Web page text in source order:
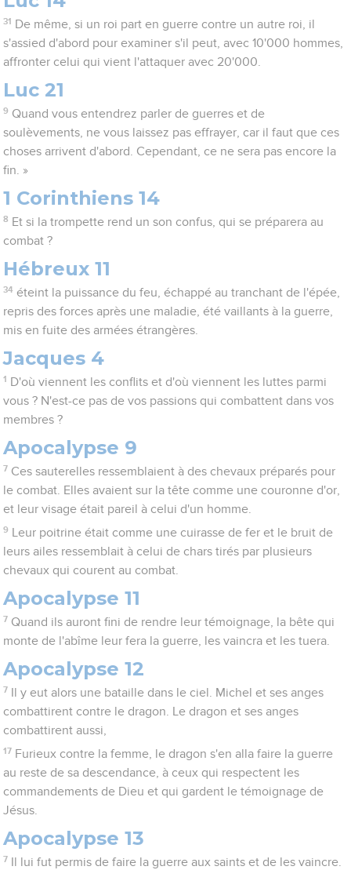
31 De même, si un roi part en guerre contre un autre roi, il
s'assied d'abord pour examiner s'il peut, avec 10'000 hommes,
affronter celui qui vient l'attaquer avec 20'000.
Luc 21
9 Quand vous entendrez parler de guerres et de
soulèvements, ne vous laissez pas effrayer, car il faut que ces
choses arrivent d'abord. Cependant, ce ne sera pas encore la
fin. »
1 Corinthiens 14
8 Et si la trompette rend un son confus, qui se préparera au
combat ?
Hébreux 11
34 éteint la puissance du feu, échappé au tranchant de l'épée,
repris des forces après une maladie, été vaillants à la guerre,
mis en fuite des armées étrangères.
Jacques 4
1 D'où viennent les conflits et d'où viennent les luttes parmi
vous ? N'est-ce pas de vos passions qui combattent dans vos
membres ?
Apocalypse 9
7 Ces sauterelles ressemblaient à des chevaux préparés pour
le combat. Elles avaient sur la tête comme une couronne d'or,
et leur visage était pareil à celui d'un homme.
9
Leur poitrine était comme une cuirasse de fer et le bruit de
leurs ailes ressemblait à celui de chars tirés par plusieurs
chevaux qui courent au combat.
Apocalypse 11
7 Quand ils auront fini de rendre leur témoignage, la bête qui
monte de l'abîme leur fera la guerre, les vaincra et les tuera.
Apocalypse 12
7
Il y eut alors une bataille dans le ciel. Michel et ses anges
combattirent contre le dragon. Le dragon et ses anges
combattirent aussi,
17 Furieux contre la femme, le dragon s'en alla faire la guerre
au reste de sa descendance, à ceux qui respectent les
commandements de Dieu et qui gardent le témoignage de
Jésus.
Apocalypse 13
7
Il lui fut permis de faire la guerre aux saints et de les vaincre.